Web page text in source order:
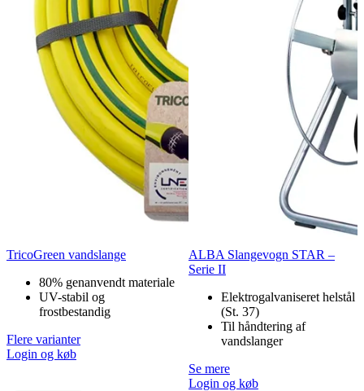
TricoGreen vandslange
80% genanvendt materiale
UV-stabil og
frostbestandig
Flere varianter
Login og køb
ALBA Slangevogn STAR –
Serie II
Elektrogalvaniseret helstål
(St. 37)
Til håndtering af
vandslanger
Se mere
Login og køb